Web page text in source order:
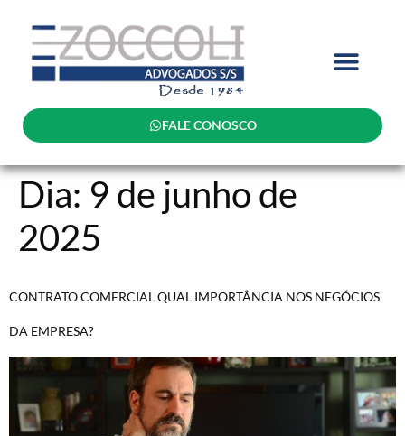
FALE CONOSCO
Dia: 9 de junho de
2025
CONTRATO COMERCIAL QUAL IMPORTÂNCIA NOS NEGÓCIOS
DA EMPRESA?